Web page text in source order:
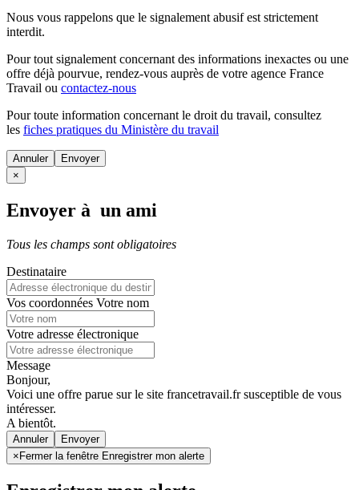
Nous vous rappelons que le signalement abusif est strictement
interdit.
Pour tout signalement concernant des informations inexactes ou une
offre déjà pourvue, rendez-vous auprès de votre agence France
Travail ou contactez-nous
Pour toute information concernant le droit du travail, consultez
les fiches pratiques du Ministère du travail
Annuler
×
Envoyer à un ami
Tous les champs sont obligatoires
Destinataire
Vos coordonnées Votre nom
Votre adresse électronique
Message
Bonjour,
Voici une offre parue sur le site francetravail.fr susceptible de vous
intéresser.
A bientôt.
Annuler
× Fermer la fenêtre Enregistrer mon alerte